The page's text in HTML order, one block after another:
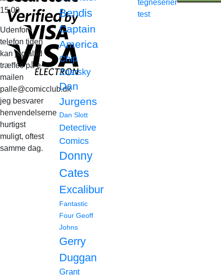
15.00
Udenfor
telefon tiden
kan jeg altid
træffes på e-
mailen
palle@comicclub.dk
jeg besvarer
henvendelserne
hurtigst
muligt, oftest
samme dag.
Bendis
Captain
America
Chip
Zdarsky
Dan
Jurgens
Dan Slott
Detective
Comics
Donny
Cates
Excalibur
Fantastic
Four Geoff
Johns
Gerry
Duggan
Grant
tegneserier
test